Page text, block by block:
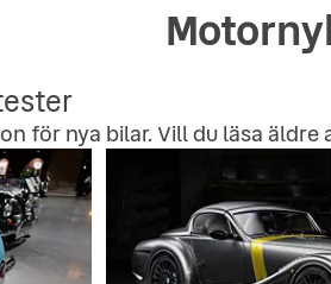
för nya bilar. Vill du läsa äldre